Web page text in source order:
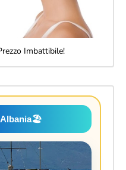
Imbattibile!
🏖️